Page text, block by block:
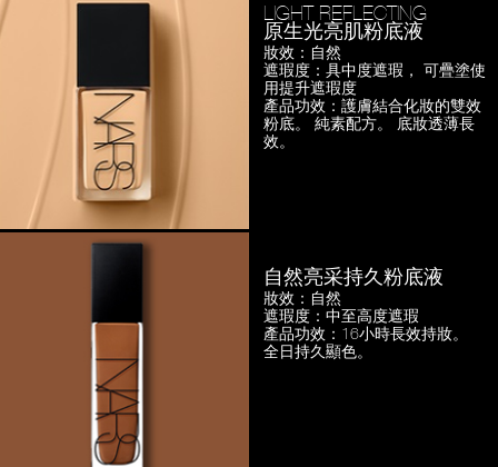
LIGHT REFLECTING
原生光亮肌粉底液
妝效：自然
遮瑕度：具中度遮瑕， 可疊塗使
用提升遮瑕度
產品功效：護膚結合化妝的雙效
粉底。
純素配方。 底妝透薄長
效。
自然亮采持久粉底液
妝效：自然
遮瑕度：中至高度遮瑕
產品功效：16小時長效持妝。
全日持久顯色。